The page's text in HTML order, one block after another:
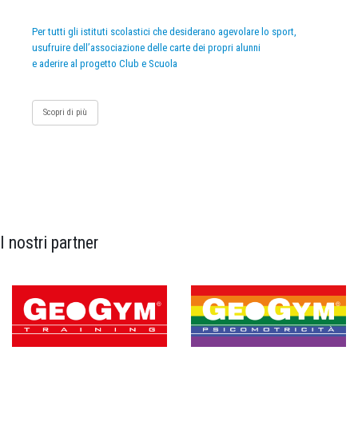
Per tutti gli istituti scolastici che desiderano agevolare lo sport,
usufruire dell’associazione delle carte dei propri alunni
e aderire al progetto Club e Scuola
Scopri di più
I nostri partner